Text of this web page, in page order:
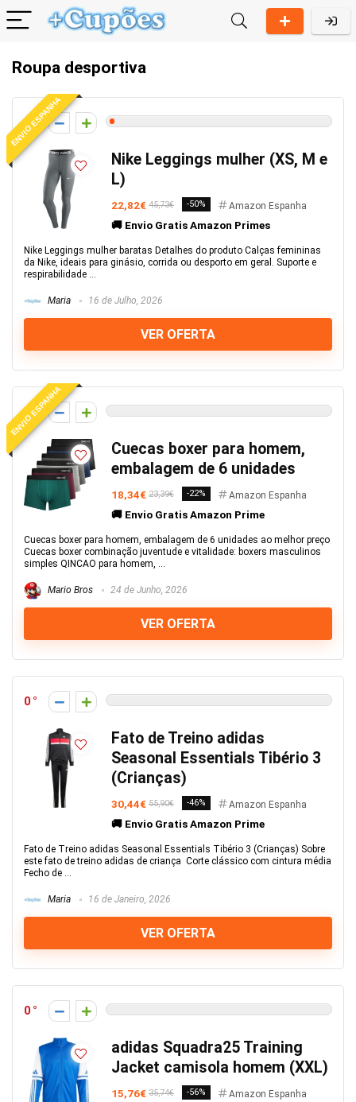
Roupa desportiva
ENVIO ESPANHA
1
Nike Leggings mulher (XS, M e
L)
22,82€ 45,73€ -50% Amazon Espanha
🚚 Envio Gratis Amazon Primes
Nike Leggings mulher baratas Detalhes do produto Calças femininas
da Nike, ideais para ginásio, corrida ou desporto em geral. Suporte e
respirabilidade ...
Maria 16 de Julho, 2026
VER OFERTA
ENVIO ESPANHA
0
Cuecas boxer para homem,
embalagem de 6 unidades
18,34€ 23,39€ -22% Amazon Espanha
🚚 Envio Gratis Amazon Prime
Cuecas boxer para homem, embalagem de 6 unidades ao melhor preço
Cuecas boxer combinação juventude e vitalidade: boxers masculinos
simples QINCAO para homem, ...
Mario Bros 24 de Junho, 2026
VER OFERTA
0
Fato de Treino adidas
Seasonal Essentials Tibério 3
(Crianças)
30,44€ 55,90€ -46% Amazon Espanha
🚚 Envio Gratis Amazon Prime
Fato de Treino adidas Seasonal Essentials Tibério 3 (Crianças) Sobre
este fato de treino adidas de criança Corte clássico com cintura média
Fecho de ...
Maria 16 de Janeiro, 2026
VER OFERTA
0
adidas Squadra25 Training
Jacket camisola homem (XXL)
15,76€ 35,74€ -56% Amazon Espanha